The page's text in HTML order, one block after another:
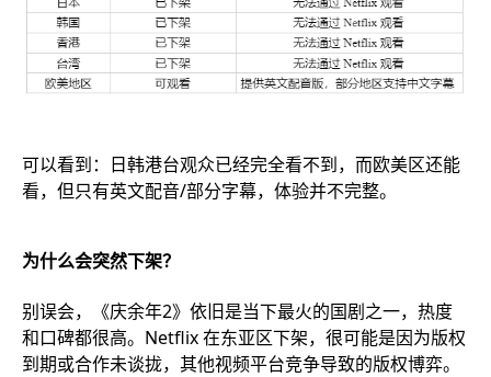
可以看到：日韩港台观众已经完全看不到，而欧美区还能
看，但只有英文配音/部分字幕，体验并不完整。
为什么会突然下架？
别误会，《庆余年2》依旧是当下最火的国剧之一，热度
和口碑都很高。Netflix 在东亚区下架，很可能是因为版权
到期或合作未谈拢，其他视频平台竞争导致的版权博弈。